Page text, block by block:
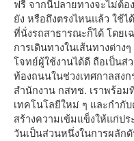
ฟรี จากนี้ปลายทางจะไม่ต้อ
ยัง หรือถึงตรงไหนแล้ว ใ
ที่นั่งรถสาธารณะก็ได้ โดยเ
การเดินทางในเส้นทางต่า
โจทย์ผู้ใช้งานได้ดี ถือเป็น
ท้องถนนในช่วงเทศกาลสง
สำนักงาน กสทช. เราพร้อ
เทคโนโลยีใหม่ ๆ และกำกั
สร้างความเข้มแข็งให้แก่ป
วันเป็นส่วนหนึ่งในการผลัก